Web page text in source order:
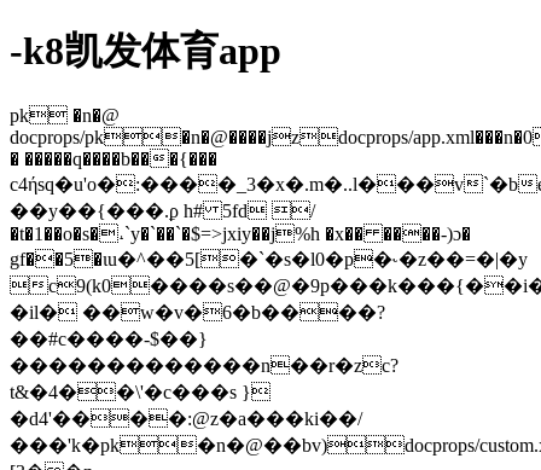
-k8凯发体育app
pk �n�@
docprops/pk�n�@����jzdocprops/
� �����q����b���{���
c4ήsq�u'o�:����_3�x�.m�..l���v`�b
��y��{���.ϼ h# 5fd /
�t�1��o�s�˔`y�`��`�$=>jxiy��j%h �x�� ����-)ɔ�
gf��5�ιu�^��5[�`�s�l0�p�˞�z��=�|�y

�il� ��w�v�6�b����?
��#c����-$��}
�������������n��r�zc?
t&�4��\'�c���s }
�d4'����:@z�а���ki��/
���'k�pk�n�@��bv)docprops/